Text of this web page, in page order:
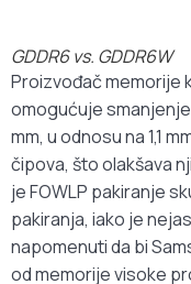
GDDR6 vs. GDDR6W
Proizvođač memorije
omogućuje
mm, u odnosu na 1,1
čipova, što olakšava
je FOWLP pakiranje
pakiranja, iako je
napomenuti da bi
od memorije visoke